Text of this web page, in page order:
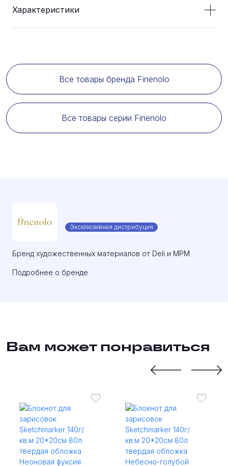
Характеристики
Все товары бренда Finenolo
Все товары серии Finenolo
Эксклюзивная дистрибуция
Бренд художественных материалов от Deli и MPM
Подробнее о бренде
Вам может понравиться